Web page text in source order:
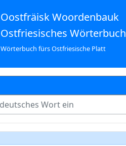
Oostfräisk Woordenbauk
Ostfriesisches Wörterbuch
Wörterbuch fürs Ostfriesische Platt